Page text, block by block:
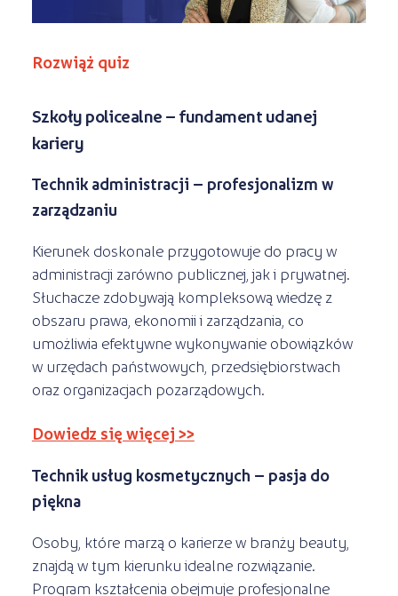
Rozwiąż quiz
Szkoły policealne – fundament udanej
kariery
Technik administracji – profesjonalizm w
zarządzaniu
Kierunek doskonale przygotowuje do pracy w
administracji zarówno publicznej, jak i prywatnej.
Słuchacze zdobywają kompleksową wiedzę z
obszaru prawa, ekonomii i zarządzania, co
umożliwia efektywne wykonywanie obowiązków
w urzędach państwowych, przedsiębiorstwach
oraz organizacjach pozarządowych.
Dowiedz się więcej >>
Technik usług kosmetycznych – pasja do
piękna
Osoby, które marzą o karierze w branży beauty,
znajdą w tym kierunku idealne rozwiązanie.
Program kształcenia obejmuje profesjonalne